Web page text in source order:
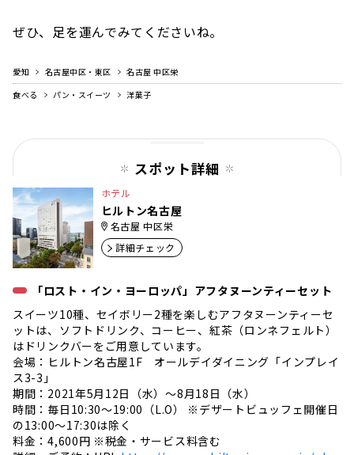
ぜひ、足を運んでみてくださいね。
愛知 名古屋中区・東区
名古屋 中区栄
食べる
パン・スイーツ 洋菓子
スポット詳細
ホテル
ヒルトン名古屋
名古屋 中区栄
詳細チェック
「ロスト・イン・ヨーロッパ」アフタヌーンティーセット
スイーツ10種、セイボリー2種を楽しむアフタヌーンティーセ
ットは、ソフトドリンク、コーヒー、紅茶（ロンネフェルト）
はドリンクバーをご用意しています。
会場：ヒルトン名古屋1F オールデイダイニング「インプレイ
ス3-3」
期間：2021年5月12日（水）～8月18日（水）
時間：毎日10:30～19:00（L.O） ※デザートビュッフェ開催日
の13:00～17:30は除く
料金：4,600円 ※税金・サービス料含む